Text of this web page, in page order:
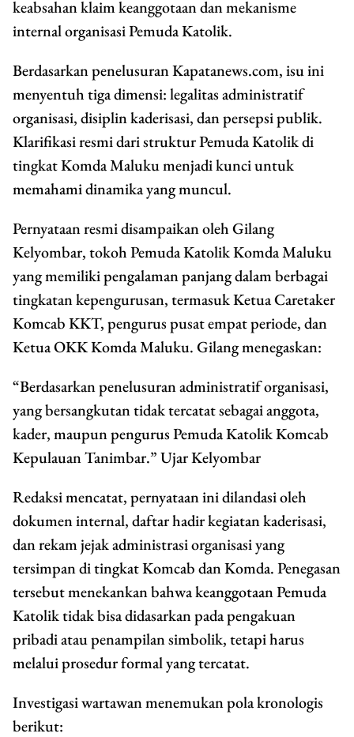
keabsahan klaim keanggotaan dan mekanisme
internal organisasi Pemuda Katolik.
Berdasarkan penelusuran Kapatanews.com, isu ini
menyentuh tiga dimensi: legalitas administratif
organisasi, disiplin kaderisasi, dan persepsi publik.
Klarifikasi resmi dari struktur Pemuda Katolik di
tingkat Komda Maluku menjadi kunci untuk
memahami dinamika yang muncul.
Pernyataan resmi disampaikan oleh Gilang
Kelyombar, tokoh Pemuda Katolik Komda Maluku
yang memiliki pengalaman panjang dalam berbagai
tingkatan kepengurusan, termasuk Ketua Caretaker
Komcab KKT, pengurus pusat empat periode, dan
Ketua OKK Komda Maluku. Gilang menegaskan:
“Berdasarkan penelusuran administratif organisasi,
yang bersangkutan tidak tercatat sebagai anggota,
kader, maupun pengurus Pemuda Katolik Komcab
Kepulauan Tanimbar.” Ujar Kelyombar
Redaksi mencatat, pernyataan ini dilandasi oleh
dokumen internal, daftar hadir kegiatan kaderisasi,
dan rekam jejak administrasi organisasi yang
tersimpan di tingkat Komcab dan Komda. Penegasan
tersebut menekankan bahwa keanggotaan Pemuda
Katolik tidak bisa didasarkan pada pengakuan
pribadi atau penampilan simbolik, tetapi harus
melalui prosedur formal yang tercatat.
Investigasi wartawan menemukan pola kronologis
berikut: